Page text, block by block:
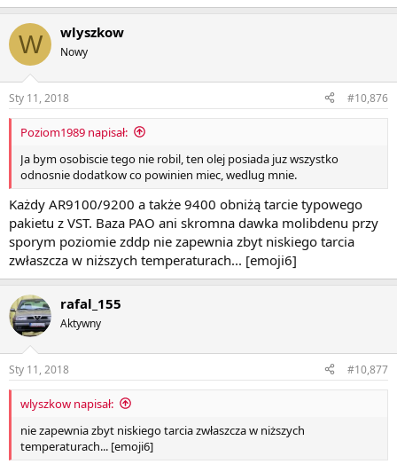
W wlyszkow
Nowy
Sty 11, 2018 #10,876
Poziom1989 napisał:
Ja bym osobiscie tego nie robil, ten olej posiada juz wszystko
odnosnie dodatkow co powinien miec, wedlug mnie.
Każdy AR9100/9200 a także 9400 obniżą tarcie typowego
pakietu z VST. Baza PAO ani skromna dawka molibdenu przy
sporym poziomie zddp nie zapewnia zbyt niskiego tarcia
zwłaszcza w niższych temperaturach... [emoji6]
rafal_155
Aktywny
Sty 11, 2018 #10,877
wlyszkow napisał:
nie zapewnia zbyt niskiego tarcia zwłaszcza w niższych
temperaturach... [emoji6]